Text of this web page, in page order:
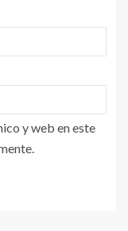
y web en este